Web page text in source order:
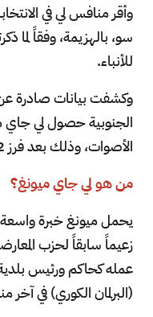
وأقر منافس لي في
سو، بالهزيمة، وفقاً لما
للأنباء.
وكشفت بيانات صادرة عن
الأصوات، وذلك بعد فرز 99.2% من الأصوات.
من هو لي جاي ميونغ؟
يحمل ميونغ خبرة
زعيماً سابقاً لحزب
عمله كحاكم ورئيس
(البرلمان الكوري) في آخر